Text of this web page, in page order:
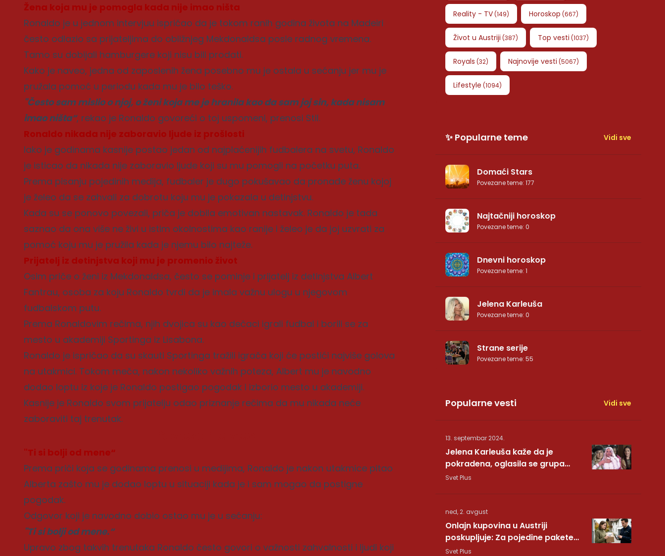
Žena koja mu je pomogla kada nije imao ništa
Ronaldo je u jednom intervjuu ispričao da je tokom ranih godina života na Madeiri
često odlazio sa prijateljima do obližnjeg Mekdonaldsa posle radnog vremena.
Tamo su dobijali hamburgere koji nisu bili prodati.
Kako je naveo, jedna od zaposlenih žena posebno mu je ostala u sećanju jer mu je
pružala pomoć u periodu kada mu je bilo teško.
"Često sam mislio o njoj, o ženi koja me je hranila kao da sam joj sin, kada nisam
imao ništa“, rekao je Ronaldo govoreći o toj uspomeni, prenosi Stil.
Ronaldo nikada nije zaboravio ljude iz prošlosti
Iako je godinama kasnije postao jedan od najplaćenijih fudbalera na svetu, Ronaldo
je isticao da nikada nije zaboravio ljude koji su mu pomogli na početku puta.
Prema pisanju pojedinih medija, fudbaler je dugo pokušavao da pronađe ženu kojoj
je želeo da se zahvali za dobrotu koju mu je pokazala u detinjstvu.
Kada su se ponovo povezali, priča je dobila emotivan nastavak. Ronaldo je tada
saznao da ona više ne živi u istim okolnostima kao ranije i želeo je da joj uzvrati za
pomoć koju mu je pružila kada je njemu bilo najteže.
Prijatelj iz detinjstva koji mu je promenio život
Osim priče o ženi iz Mekdonaldsa, često se pominje i prijatelj iz detinjstva Albert
Fantrau, osoba za koju Ronaldo tvrdi da je imala važnu ulogu u njegovom
fudbalskom putu.
Prema Ronaldovim rečima, njih dvojica su kao dečaci igrali fudbal i borili se za
mesto u akademiji Sportinga iz Lisabona.
Ronaldo je ispričao da su skauti Sportinga tražili igrača koji će postići najviše golova
na utakmici. Tokom meča, nakon nekoliko važnih poteza, Albert mu je navodno
dodao loptu iz koje je Ronaldo postigao pogodak i izborio mesto u akademiji.
Kasnije je Ronaldo svom prijatelju odao priznanje rečima da mu nikada neće
zaboraviti taj trenutak.
"Ti si bolji od mene“
Prema priči koja se godinama prenosi u medijima, Ronaldo je nakon utakmice pitao
Alberta zašto mu je dodao loptu u situaciji kada je i sam mogao da postigne
pogodak.
Odgovor koji je navodno dobio ostao mu je u sećanju:
"Ti si bolji od mene.“
Upravo zbog takvih trenutaka Ronaldo često govori o važnosti zahvalnosti i ljudi koji
Reality - TV(149) Horoskop (667)
Život u Austriji (387) Top vesti (1037)
Royals (32) Najnovije vesti (5067)
Lifestyle (1094)
✨ Popularne teme Vidi sve
Domaći Stars
Povezane teme: 177
Najtačniji horoskop
Povezane teme: 0
Dnevni horoskop
Povezane teme: 1
Jelena Karleuša
Povezane teme: 0
Strane serije
Povezane teme: 55
Popularne vesti Vidi sve
13. septembar 2024.
Jelena Karleuša kaže da je
pokradena, oglasila se grupa
Hurricane: Pesma RUNDE je naša!
Svet Plus
ned, 2. avgust
Onlajn kupovina u Austriji
poskupljuje: Za pojedine pakete
dodatnih 7,40 evra
Svet Plus